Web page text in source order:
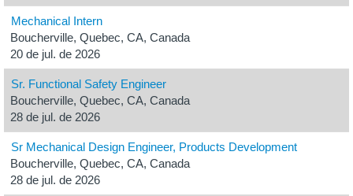
Mechanical Intern
Boucherville, Quebec, CA, Canada
20 de jul. de 2026
Sr. Functional Safety Engineer
Boucherville, Quebec, CA, Canada
28 de jul. de 2026
Sr Mechanical Design Engineer, Products Development
Boucherville, Quebec, CA, Canada
28 de jul. de 2026